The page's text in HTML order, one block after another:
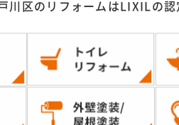
川区のリフォームはLIXILの